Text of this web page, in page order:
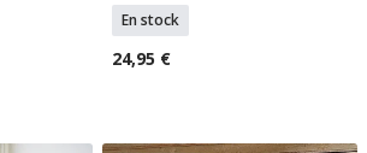
En stock
24,95 €